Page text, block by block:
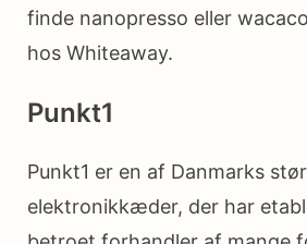
finde nanopresso eller
hos Whiteaway.
Punkt1
Punkt1 er en af Danmarks
elektronikkæder, der har